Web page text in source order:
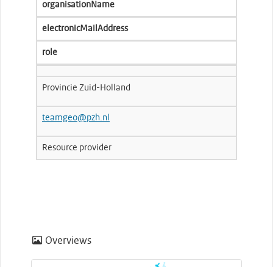
organisationName
electronicMailAddress
role
Provincie Zuid-Holland
teamgeo@pzh.nl
Resource provider
Overviews